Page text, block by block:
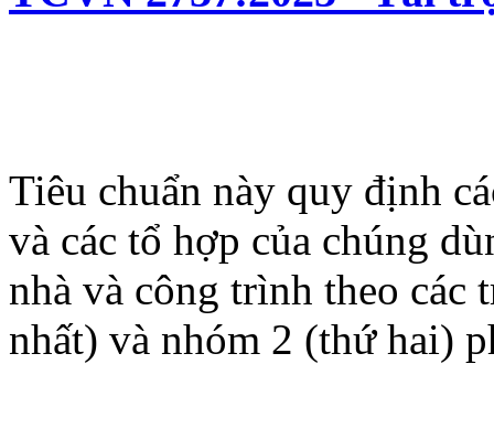
Tiêu chuẩn này quy định
và các tổ hợp của chúng
nhà và công trình theo
nhất) và nhóm 2 (thứ hai)